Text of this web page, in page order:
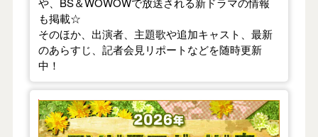
も掲載☆
そのほか、出演者、主題歌や追加キャスト、最新
のあらすじ、記者会見リポートなどを随時更新
中！
【2026年春】TVドラマガイド